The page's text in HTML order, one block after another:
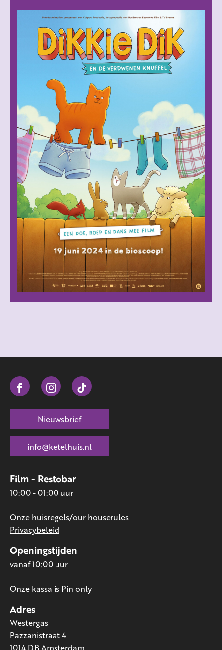
Adres
Westergas
Pazzanistraat 4
1014 DB Amsterdam
Openingstijden
vanaf 10:00 uur
Onze kassa is Pin only
Film - Restobar
10:00 - 01:00 uur
Onze huisregels/our houserules
Privacybeleid
Nieuwsbrief
info@ketelhuis.nl